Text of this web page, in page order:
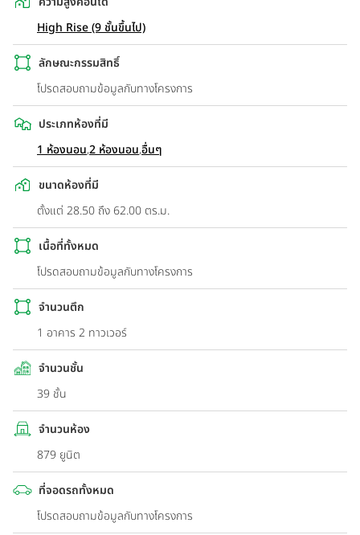
High Rise (9 ชั้นขึ้นไป)
ลักษณะกรรมสิทธิ์
โปรดสอบถามข้อมูลกับทางโครงการ
ประเภทห้องที่มี
1 ห้องนอน,2 ห้องนอน,อื่นๆ
ขนาดห้องที่มี
ตั้งแต่ 28.50 ถึง 62.00 ตร.ม.
เนื้อที่ทั้งหมด
โปรดสอบถามข้อมูลกับทางโครงการ
จำนวนตึก
1 อาคาร 2 ทาวเวอร์
จำนวนชั้น
39 ชั้น
จำนวนห้อง
879 ยูนิต
ที่จอดรถทั้งหมด
โปรดสอบถามข้อมูลกับทางโครงการ